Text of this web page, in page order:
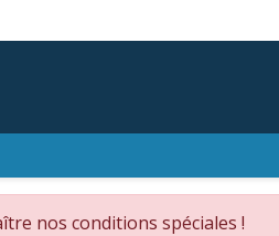
nos conditions spéciales !